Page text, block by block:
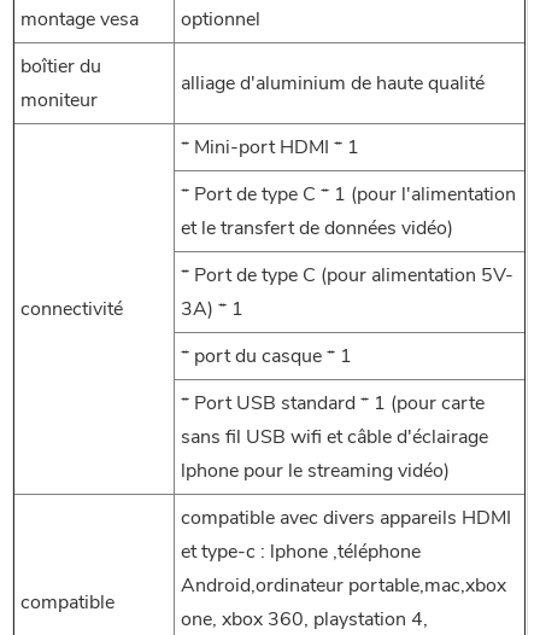
montage vesa
optionnel
boîtier du
moniteur
alliage d'aluminium de haute qualité
connectivité
* Mini-port HDMI * 1
* Port de type C * 1 (pour l'alimentation
et le transfert de données vidéo)
* Port de type C (pour alimentation 5V-
3A) * 1
* port du casque * 1
* Port USB standard * 1 (pour carte
sans fil USB wifi et câble d'éclairage
lphone pour le streaming vidéo)
compatible
compatible avec divers appareils HDMI
et type-c : lphone ,téléphone
Android,ordinateur portable,mac,xbox
one, xbox 360, playstation 4,